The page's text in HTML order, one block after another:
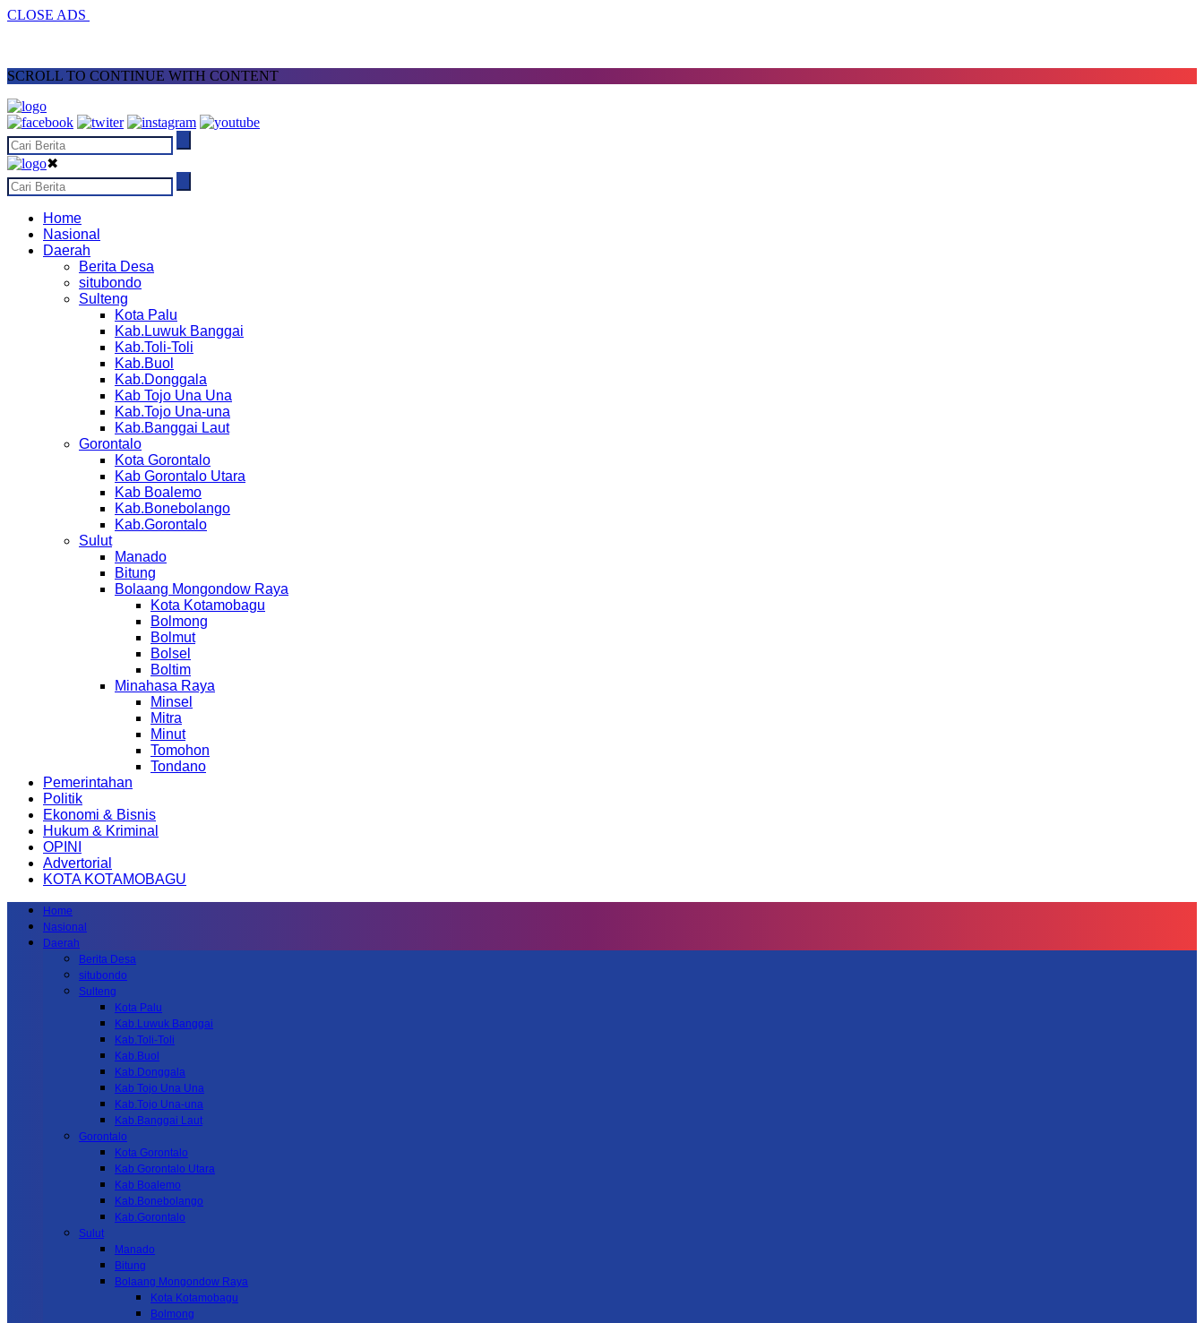
CLOSE ADS
SCROLL TO CONTINUE WITH CONTENT
✖
Home
Nasional
Daerah
Berita Desa
situbondo
Sulteng
Kota Palu
Kab.Luwuk Banggai
Kab.Toli-Toli
Kab.Buol
Kab.Donggala
Kab Tojo Una Una
Kab.Tojo Una-una
Kab.Banggai Laut
Gorontalo
Kota Gorontalo
Kab Gorontalo Utara
Kab Boalemo
Kab.Bonebolango
Kab.Gorontalo
Sulut
Manado
Bitung
Bolaang Mongondow Raya
Kota Kotamobagu
Bolmong
Bolmut
Bolsel
Boltim
Minahasa Raya
Minsel
Mitra
Minut
Tomohon
Tondano
Pemerintahan
Politik
Ekonomi & Bisnis
Hukum & Kriminal
OPINI
Advertorial
KOTA KOTAMOBAGU
Home
Nasional
Daerah
Berita Desa
situbondo
Sulteng
Kota Palu
Kab.Luwuk Banggai
Kab.Toli-Toli
Kab.Buol
Kab.Donggala
Kab Tojo Una Una
Kab.Tojo Una-una
Kab.Banggai Laut
Gorontalo
Kota Gorontalo
Kab Gorontalo Utara
Kab Boalemo
Kab.Bonebolango
Kab.Gorontalo
Sulut
Manado
Bitung
Bolaang Mongondow Raya
Kota Kotamobagu
Bolmong